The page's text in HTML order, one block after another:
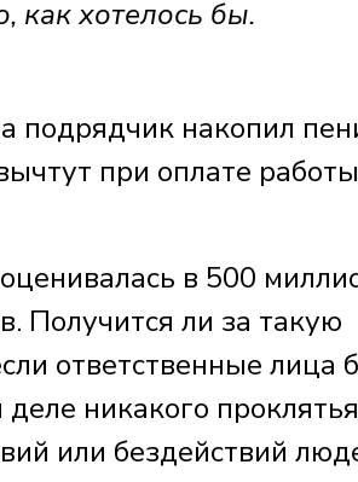
как хотелось бы.
подрядчик накопил
при оплате
в 500
Получится ли за такую
ответственные лица
никакого
или бездействий